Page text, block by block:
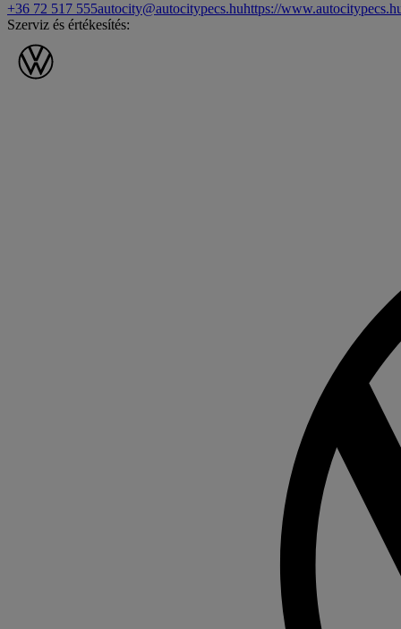
+36 72 517 555autocity@autocitypecs.huhttps://
Szerviz és értékesítés: